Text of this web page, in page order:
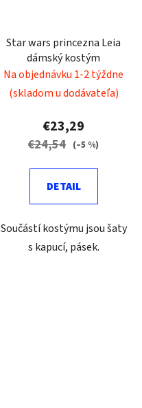
Star wars princezna Leia
dámský kostým
Na objednávku 1-2 týždne
(skladom u dodávateľa)
€23,29
€24,54 (–5 %)
DETAIL
Součástí kostýmu jsou šaty
s kapucí, pásek.